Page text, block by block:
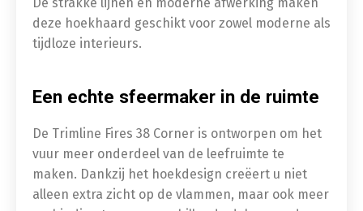
deze hoekhaard geschikt voor zowel moderne als
tijdloze interieurs.
Een echte sfeermaker in de ruimte
De Trimline Fires 38 Corner is ontworpen om het
vuur meer onderdeel van de leefruimte te
maken. Dankzij het hoekdesign creëert u niet
alleen extra zicht op de vlammen, maar ook meer